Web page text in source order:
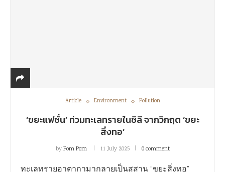
Article Environment Pollution
‘ขยะแฟชั่น’ ท่วมทะเลทรายในชิลี จากวิกฤต ‘ขยะ
สิ่งทอ’
byPom Pom 11 July 2025 0 comment